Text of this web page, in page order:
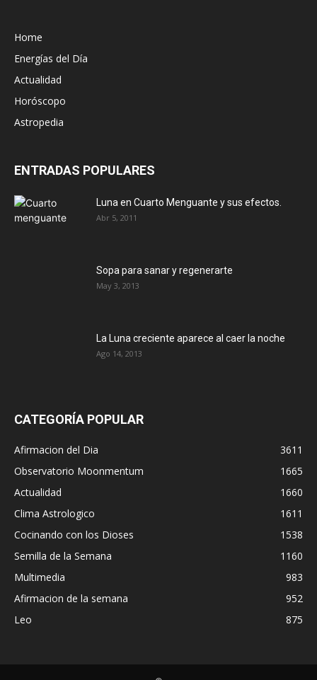
Home
Energías del Día
Actualidad
Horóscopo
Astropedia
ENTRADAS POPULARES
Luna en Cuarto Menguante y sus efectos.
Abr 5, 2011
Sopa para sanar y regenerarte
May 3, 2013
La Luna creciente aparece al caer la noche
Ago 14, 2013
CATEGORÍA POPULAR
Afirmacion del Dia
3611
Observatorio Moonmentum
1665
Actualidad
1660
Clima Astrologico
1611
Cocinando con los Dioses
1538
Semilla de la Semana
1160
Multimedia
983
Afirmacion de la semana
952
Leo
875